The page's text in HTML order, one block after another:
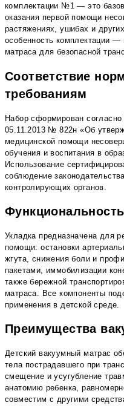
комплектации №1 — это
оказания первой помощи
растяжениях, ушибах и
особенность комплектации —
матраса для безопасной
Соответствие
требованиям
Набор сформирован
05.11.2013 № 822н «Об
медицинской помощи
обучения и воспитания в
Использование
соблюдение
контролирующих органов.
Укладка предназначена для
помощи: остановки
жгута, снижения боли и
пакетами, иммобилизации
также бережной
матраса. Все компоненты
применения в детской среде.
Преимущества
Детский вакуумный матрас
тела пострадавшего при
смещение и усугубление
анатомию ребенка,
совместим с другими